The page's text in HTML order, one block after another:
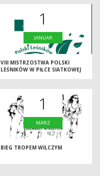
1
JANUAR
VIII MISTRZOSTWA POLSKI
LEŚNIKÓW W PIŁCE SIATKOWEJ
1
MÄRZ
BIEG TROPEM WILCZYM